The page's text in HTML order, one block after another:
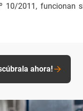
2011, funcionan
ahora!